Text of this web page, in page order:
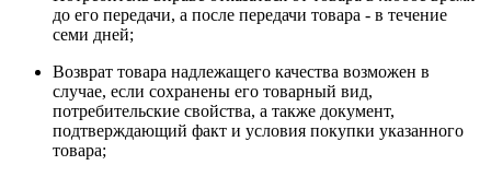
до его передачи, а после передачи товара - в течение
семи дней;
Возврат товара надлежащего качества возможен в
случае, если сохранены его товарный вид,
потребительские свойства, а также документ,
подтверждающий факт и условия покупки указанного
товара;